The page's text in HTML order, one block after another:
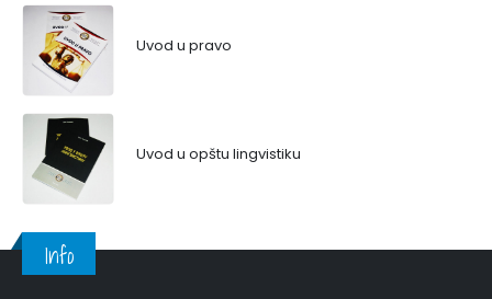
Uvod u pravo
Uvod u opštu lingvistiku
Info